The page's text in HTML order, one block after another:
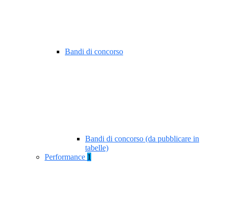
Bandi di concorso
Bandi di concorso (da pubblicare in
tabelle)
Performance 1